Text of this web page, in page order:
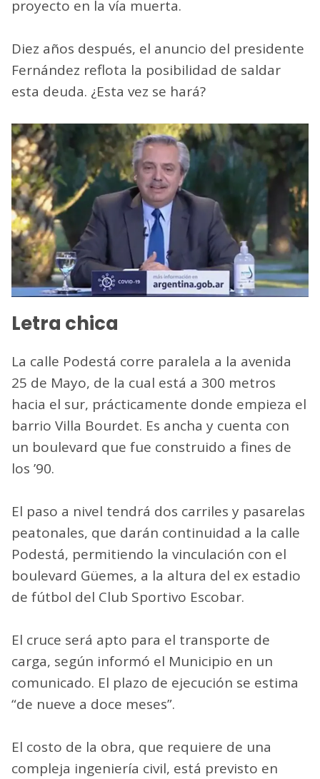
proyecto en la vía muerta.
Diez años después, el anuncio del presidente
Fernández reflota la posibilidad de saldar
esta deuda. ¿Esta vez se hará?
Letra chica
La calle Podestá corre paralela a la avenida
25 de Mayo, de la cual está a 300 metros
hacia el sur, prácticamente donde empieza el
barrio Villa Bourdet. Es ancha y cuenta con
un boulevard que fue construido a fines de
los ’90.
El paso a nivel tendrá dos carriles y pasarelas
peatonales, que darán continuidad a la calle
Podestá, permitiendo la vinculación con el
boulevard Güemes, a la altura del ex estadio
de fútbol del Club Sportivo Escobar.
El cruce será apto para el transporte de
carga, según informó el Municipio en un
comunicado. El plazo de ejecución se estima
“de nueve a doce meses”.
El costo de la obra, que requiere de una
compleja ingeniería civil, está previsto en